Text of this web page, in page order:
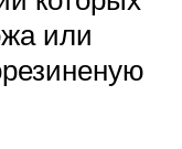
или